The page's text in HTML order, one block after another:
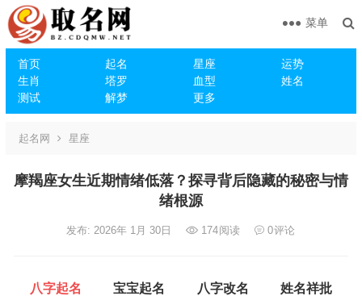
首页 起名 星座
运势
生肖
塔罗 血型
姓名
测试
解梦 更多
菜单
起名网 星座
摩羯座女生近期情绪低落？探寻背后隐藏的秘密与情
绪根源
发布: 2026年 1月 30日 174阅读 0评论
八字起名 宝宝起名 八字改名 姓名祥批